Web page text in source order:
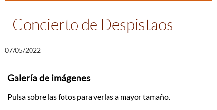
Concierto de Despistaos
07/05/2022
Galería de imágenes
Pulsa sobre las fotos para verlas a mayor tamaño.